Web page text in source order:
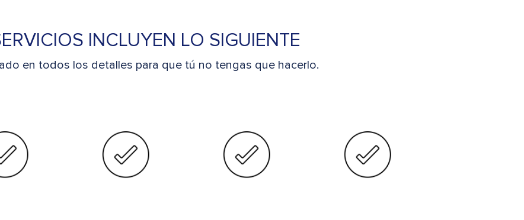
INCLUYEN LO SIGUIENTE
en todos los detalles para que tú no tengas que hacerlo.